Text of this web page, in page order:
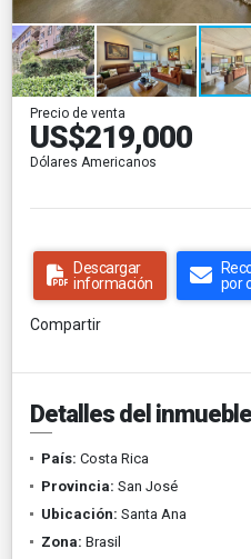
Precio de venta
US$219,000
Dólares Americanos
Descargar
información
por
Compartir
Detalles del inmueble
País: Costa Rica
Provincia: San José
Ubicación: Santa Ana
Zona: Brasil